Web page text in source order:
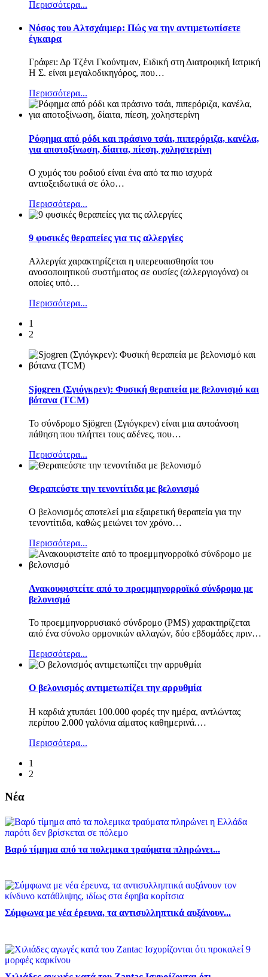
Περισσότερα...
Nόσος του Αλτσχάιμερ: Πώς να την αντιμετωπίσετε
έγκαιρα
Γράφει: Δρ Τζένι Γκούντμαν, Ειδική στη Διατροφική Ιατρική
Η Σ. είναι μεγαλοδικηγόρος, που…
Περισσότερα...
Ρόφημα από ρόδι και πράσινο τσάι, πιπερόριζα, κανέλα,
για αποτοξίνωση, δίαιτα, πίεση, χοληστερίνη
Ο χυμός του ροδιού είναι ένα από τα πιο ισχυρά
αντιοξειδωτικά σε όλο…
Περισσότερα...
9 φυσικές θεραπείες για τις αλλεργίες
Αλλεργία χαρακτηρίζεται η υπερευαισθησία του
ανοσοποιητικού συστήματος σε ουσίες (αλλεργιογόνα) οι
οποίες υπό…
Περισσότερα...
1
2
Sjogren (Σγιόγκρεν): Φυσική θεραπεία με βελονισμό και
βότανα (TCM)
Το σύνδρομο Sjögren (Σγιόγκρεν) είναι μια αυτοάνοση
πάθηση που πλήττει τους αδένες, που…
Περισσότερα...
Θεραπεύστε την τενοντίτιδα με βελονισμό
Ο βελονισμός αποτελεί μια εξαιρετική θεραπεία για την
τενοντίτιδα, καθώς μειώνει τον χρόνο…
Περισσότερα...
Ανακουφιστείτε από το προεμμηνορροϊκό σύνδρομο με
βελονισμό
Το προεμμηνορρυσιακό σύνδρομο (PMS) χαρακτηρίζεται
από ένα σύνολο ορμονικών αλλαγών, δύο εβδομάδες πριν…
Περισσότερα...
Ο βελονισμός αντιμετωπίζει την αρρυθμία
Η καρδιά χτυπάει 100.000 φορές την ημέρα, αντλώντας
περίπου 2.000 γαλόνια αίματος καθημερινά.…
Περισσότερα...
1
2
Νέα
Βαρύ τίμημα από τα πολεμικα τραύματα πληρώνει...
Σύμφωνα με νέα έρευνα, τα αντισυλληπτικά αυξάνουν...